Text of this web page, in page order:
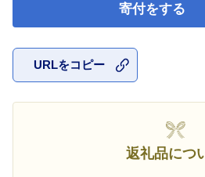
寄付をする
URLをコピー
返礼品につ